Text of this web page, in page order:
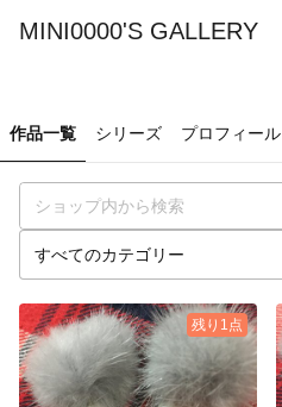
MINI0000'S GALLERY
作品一覧 シリーズ プロフィール
残り1点